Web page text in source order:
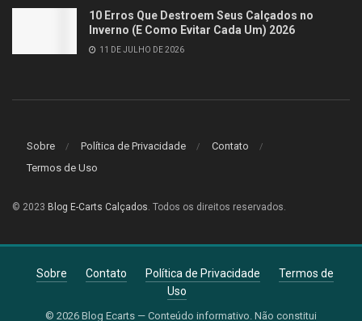
10 Erros Que Destroem Seus Calçados no
Inverno (E Como Evitar Cada Um) 2026
11 DE JULHO DE 2026
Sobre Política de Privacidade
Contato
Termos de Uso
© 2023 Blog E-Carts Calçados. Todos os direitos reservados.
Sobre Contato Política de Privacidade
Termos de
Uso
© 2026 Blog Ecarts — Conteúdo informativo. Não constitui